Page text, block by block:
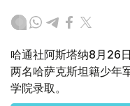
哈通社阿斯塔纳8月26
两名哈萨克斯坦籍少年
学院录取。